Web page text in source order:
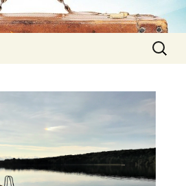
Sök
efter: